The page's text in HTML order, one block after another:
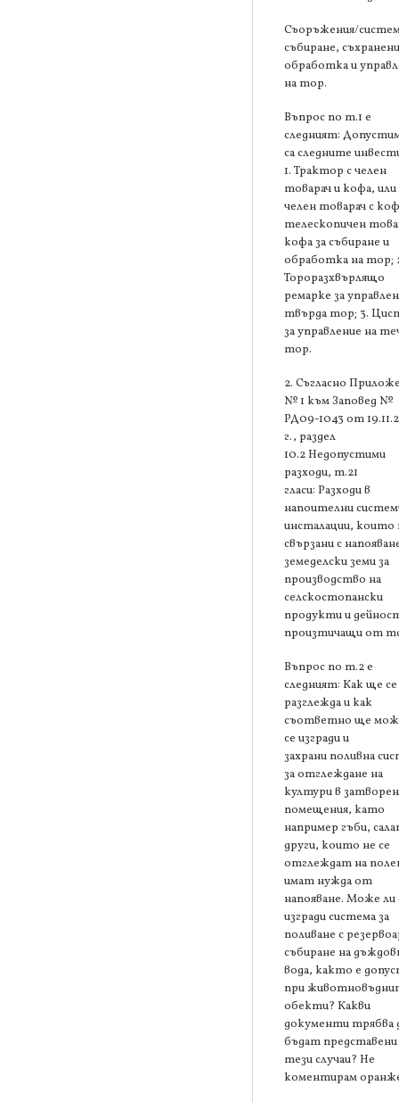
Съоръжения/
събиране,
обработка и
на тор.
Въпрос по т.1 е
следният:
са следните
1. Трактор с челен
товарач и кофа,
челен товарач с
телескопичен
кофа за събиране и
обработка на тор;
Тороразхвърлящо
ремарке за
твърда тор; 3.
за управление на
тор.
2. Съгласно
№ 1 към Заповед №
РД09-1043 от
г., раздел
10.2 Недопустими
разходи, т.21
гласи: Разходи в
напоителни
инсталации, които
свързани с
земеделски земи за
производство на
селскостопански
продукти и
произтичащи от
Въпрос по т.2 е
следният: Как ще се
разглежда и как
съответно ще
се изгради и
захрани поливна
за отглеждане на
култури в
помещения, като
например гъби,
други, които не се
отглеждат на
имат нужда от
напояване. Може ли
изгради система за
поливане с
събиране на
вода, както е
при
обекти? Какви
документи трябва
бъдат представени
тези случаи? Не
коментирам